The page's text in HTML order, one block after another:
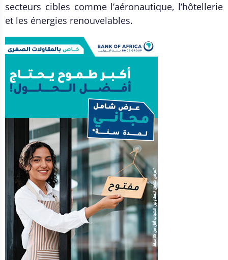
secteurs cibles comme l’aéronautique, l’hôtellerie
et les énergies renouvelables.